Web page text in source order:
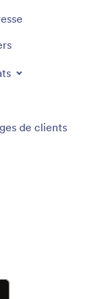
de clients